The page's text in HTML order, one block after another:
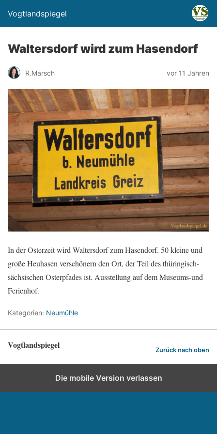
Vogtlandspiegel
Waltersdorf wird zum Hasendorf
R.Marsch vor 11 Jahren
In der Osterzeit wird Waltersdorf zum Hasendorf. 50 kleine und
große Heuhasen verschönern den Ort, der Teil des thüringisch-
sächsischen Osterpfades ist. Ausstellung auf dem Museums-und
Ferienhof.
Kategorien: Neumühle
Vogtlandspiegel Zurück nach oben
Die mobile Version verlassen